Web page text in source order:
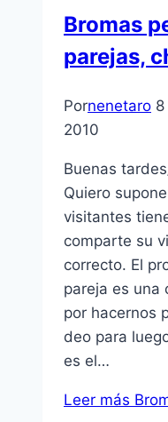
Bromas
parejas,
Pornenetaro
2010
Buenas
Quiero
visitantes
comparte su
correcto. El
pareja es una
por hacernos
deo para
es el…
Leer más